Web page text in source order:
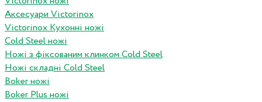
Аксесуари Victorinox
Victorinox Кухонні ножі
Cold Steel ножі
Ножі з фіксованим клинком Cold Steel
Ножі складні Cold Steel
Boker ножі
Boker Plus ножі